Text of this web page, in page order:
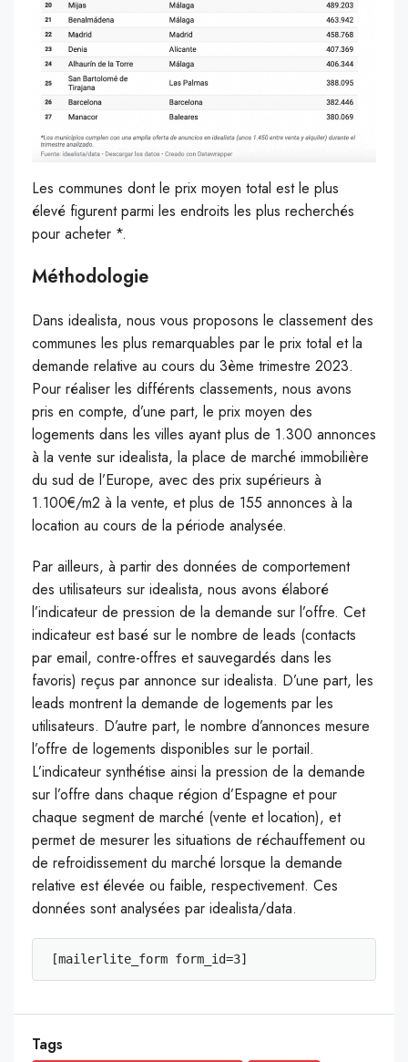
Les communes dont le prix moyen total est le plus
élevé figurent parmi les endroits les plus recherchés
pour acheter *.
Méthodologie
Dans idealista, nous vous proposons le classement des
communes les plus remarquables par le prix total et la
demande relative au cours du 3ème trimestre 2023.
Pour réaliser les différents classements, nous avons
pris en compte, d’une part, le prix moyen des
logements dans les villes ayant plus de 1.300 annonces
à la vente sur idealista, la place de marché immobilière
du sud de l’Europe, avec des prix supérieurs à
1.100€/m2 à la vente, et plus de 155 annonces à la
location au cours de la période analysée.
Par ailleurs, à partir des données de comportement
des utilisateurs sur idealista, nous avons élaboré
l’indicateur de pression de la demande sur l’offre. Cet
indicateur est basé sur le nombre de leads (contacts
par email, contre-offres et sauvegardés dans les
favoris) reçus par annonce sur idealista. D’une part, les
leads montrent la demande de logements par les
utilisateurs. D’autre part, le nombre d’annonces mesure
l’offre de logements disponibles sur le portail.
L’indicateur synthétise ainsi la pression de la demande
sur l’offre dans chaque région d’Espagne et pour
chaque segment de marché (vente et location), et
permet de mesurer les situations de réchauffement ou
de refroidissement du marché lorsque la demande
relative est élevée ou faible, respectivement. Ces
données sont analysées par idealista/data.
[mailerlite_form form_id=3]
Tags